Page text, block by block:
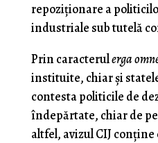
repoziţionare a
industriale sub tutelă
Prin caracterulerga
instituite, chiar şi
contesta politicile de
îndepărtate, chiar de
altfel, avizul CIJ